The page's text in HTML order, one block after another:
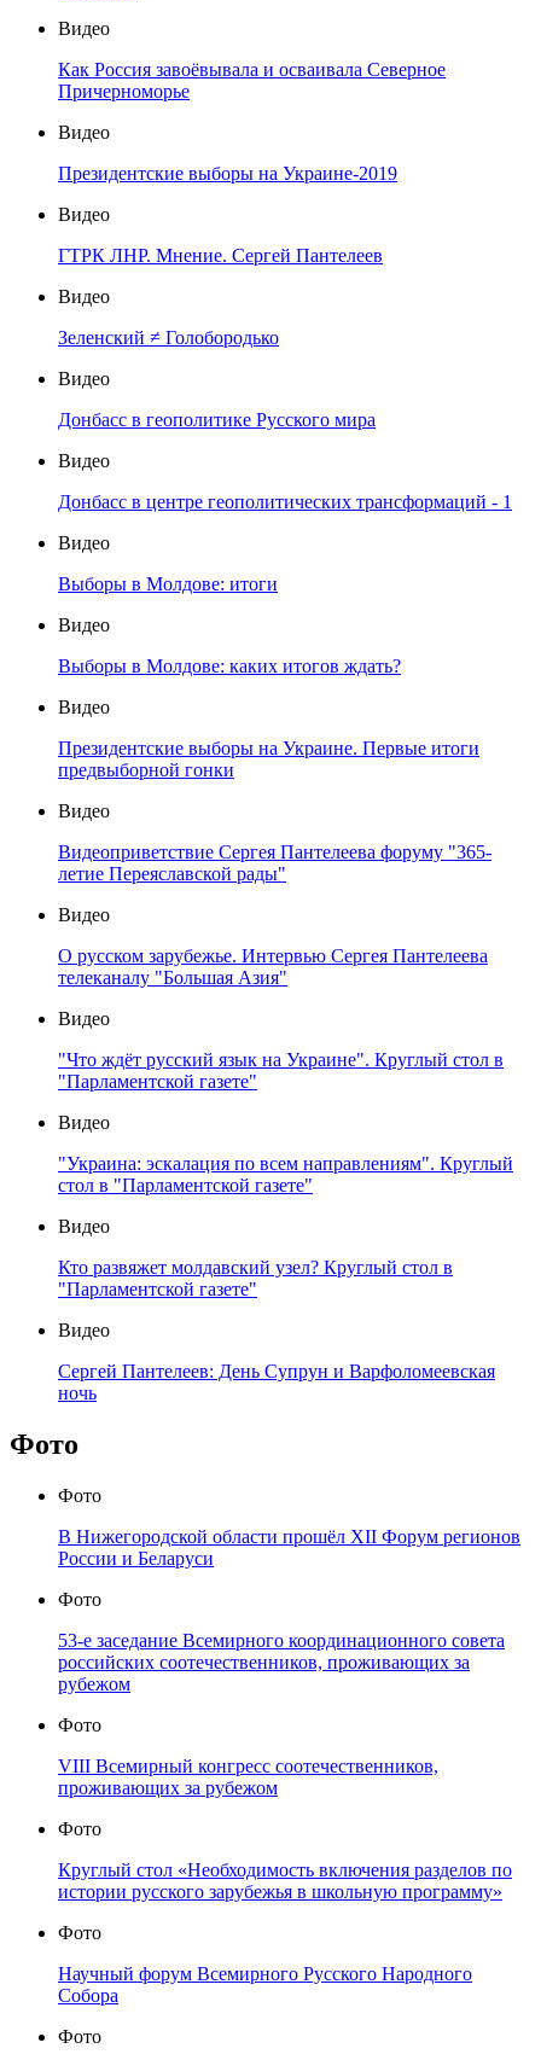
Видео
Как Россия завоёвывала и осваивала Северное
Причерноморье
Видео
Президентские выборы на Украине-2019
Видео
ГТРК ЛНР. Мнение. Сергей Пантелеев
Видео
Зеленский ≠ Голобородько
Видео
Донбасс в геополитике Русского мира
Видео
Донбасс в центре геополитических трансформаций - 1
Видео
Выборы в Молдове: итоги
Видео
Выборы в Молдове: каких итогов ждать?
Видео
Президентские выборы на Украине. Первые итоги
предвыборной гонки
Видео
Видеоприветствие Сергея Пантелеева форуму "365-
летие Переяславской рады"
Видео
О русском зарубежье. Интервью Сергея Пантелеева
телеканалу "Большая Азия"
Видео
"Что ждёт русский язык на Украине". Круглый стол в
"Парламентской газете"
Видео
"Украина: эскалация по всем направлениям". Круглый
стол в "Парламентской газете"
Видео
Кто развяжет молдавский узел? Круглый стол в
"Парламентской газете"
Видео
Сергей Пантелеев: День Супрун и Варфоломеевская
ночь
Фото
Фото
В Нижегородской области прошёл XII Форум регионов
России и Беларуси
Фото
53-е заседание Всемирного координационного совета
российских соотечественников, проживающих за
рубежом
Фото
VIII Всемирный конгресс соотечественников,
проживающих за рубежом
Фото
Круглый стол «Необходимость включения разделов по
истории русского зарубежья в школьную программу»
Фото
Научный форум Всемирного Русского Народного
Собора
Фото